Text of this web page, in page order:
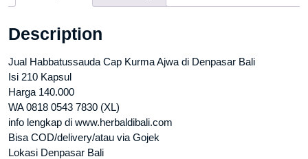
Description
Jual Habbatussauda Cap Kurma Ajwa di Denpasar Bali
Isi 210 Kapsul
Harga 140.000
WA 0818 0543 7830 (XL)
info lengkap di www.herbaldibali.com
Bisa COD/delivery/atau via Gojek
Lokasi Denpasar Bali